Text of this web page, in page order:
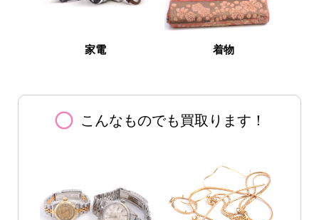
家電 着物
panorama_fish_eye こんなものでも買取ります！